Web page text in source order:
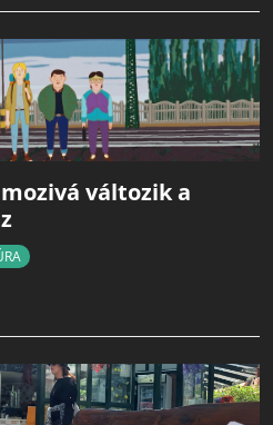
változik a